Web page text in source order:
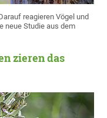
reagieren Vögel und
neue Studie aus dem
zieren das